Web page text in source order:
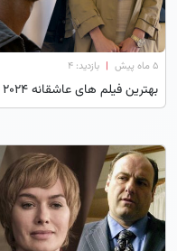
۵ ماه پیش | بازدید: 4
بهترین فیلم های عاشقانه ۲۰۲۴